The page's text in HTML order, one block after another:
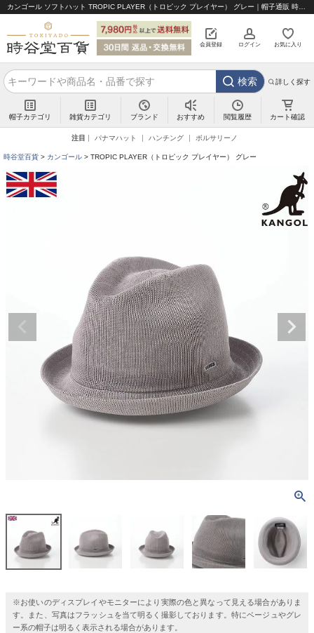
会員登録 ログイン お気に入り
検索 詳しく探す
帽子カテゴリ 雑貨カテゴリ ブランド おすすめ 閲覧履歴 カート確認
注目 パナマハット ハンチング ボルサリーノ
時谷堂百貨 カンゴール TROPIC PLAYER（トロピック プレイヤー） グレー
※お使いのディスプレイやモニターにより実際の色と異なって見える場合がありま
す。また、写真はフラッシュを当て明るく撮影しております。特にベージュやグレ
ー系の帽子は明るく表示される場合があります。